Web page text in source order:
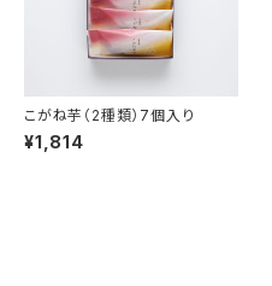
こがね芋（2種類）7個入り
¥1,814